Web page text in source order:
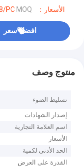
الأسعار：US$2384-2668/PC MOQ：أجهزة الكمبيوتر 1
افضل سعر
منتوج وصف
تسليط الضوء
إصدار الشهادات
اسم العلامة التجارية
الأسعار
الحد الأدنى لكمية
القدرة على العرض